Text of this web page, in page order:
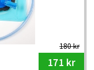
180 kr
171 kr